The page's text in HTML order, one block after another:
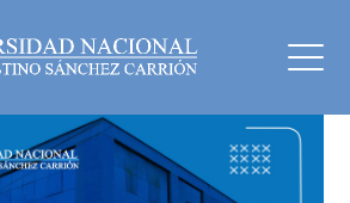
de herramientas